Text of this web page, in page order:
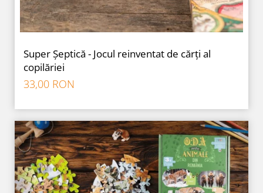
Super Șeptică - Jocul reinventat de cărți al
copilăriei
33,00 RON